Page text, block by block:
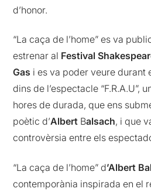
d’honor.
“La caça de l’home” es va
estrenar al Festival
Gas i es va poder veure durant
dins de l’espectacle “F.R.A.U”,
hores de durada, que ens
poètic d’Albert Balsach, i que
controvèrsia entre els
“La caça de l’home” d’Albert
contemporània inspirada en el